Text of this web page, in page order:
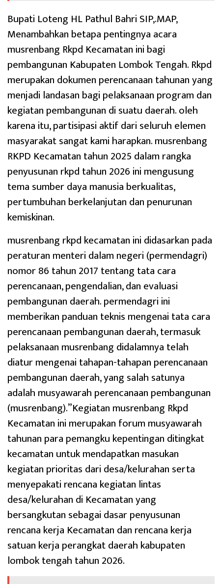
Bupati Loteng HL Pathul Bahri SIP,.MAP,
Menambahkan betapa pentingnya acara
musrenbang Rkpd Kecamatan ini bagi
pembangunan Kabupaten Lombok Tengah. Rkpd
merupakan dokumen perencanaan tahunan yang
menjadi landasan bagi pelaksanaan program dan
kegiatan pembangunan di suatu daerah. oleh
karena itu, partisipasi aktif dari seluruh elemen
masyarakat sangat kami harapkan. musrenbang
RKPD Kecamatan tahun 2025 dalam rangka
penyusunan rkpd tahun 2026 ini mengusung
tema sumber daya manusia berkualitas,
pertumbuhan berkelanjutan dan penurunan
kemiskinan.
musrenbang rkpd kecamatan ini didasarkan pada
peraturan menteri dalam negeri (permendagri)
nomor 86 tahun 2017 tentang tata cara
perencanaan, pengendalian, dan evaluasi
pembangunan daerah. permendagri ini
memberikan panduan teknis mengenai tata cara
perencanaan pembangunan daerah, termasuk
pelaksanaan musrenbang didalamnya telah
diatur mengenai tahapan-tahapan perencanaan
pembangunan daerah, yang salah satunya
adalah musyawarah perencanaan pembangunan
(musrenbang).”Kegiatan musrenbang Rkpd
Kecamatan ini merupakan forum musyawarah
tahunan para pemangku kepentingan ditingkat
kecamatan untuk mendapatkan masukan
kegiatan prioritas dari desa/kelurahan serta
menyepakati rencana kegiatan lintas
desa/kelurahan di Kecamatan yang
bersangkutan sebagai dasar penyusunan
rencana kerja Kecamatan dan rencana kerja
satuan kerja perangkat daerah kabupaten
lombok tengah tahun 2026.